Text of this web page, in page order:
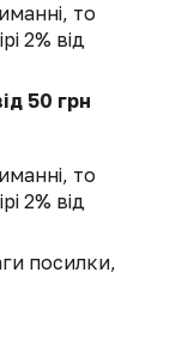
то
2% від
50 грн
то
2% від
посилки,